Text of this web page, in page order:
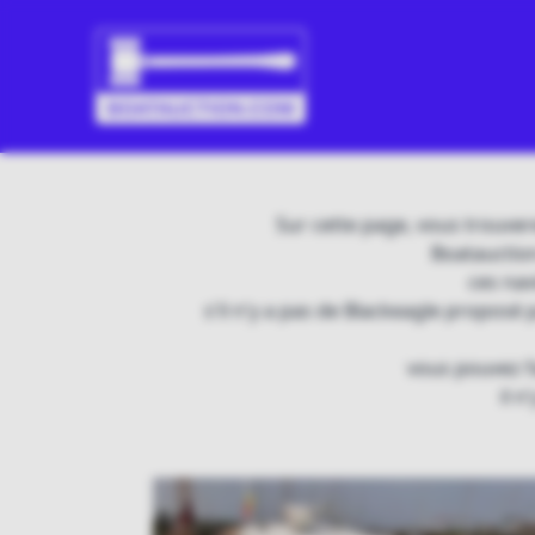
Sur cette page, vous
ces
s'il n'y a pas de Blackeagle
vous pouvez
il